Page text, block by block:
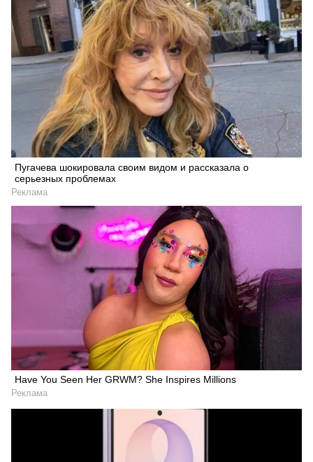
Пугачева шокировала своим видом и рассказала о
серьезных проблемах
Реклама
Have You Seen Her GRWM? She Inspires Millions
Реклама